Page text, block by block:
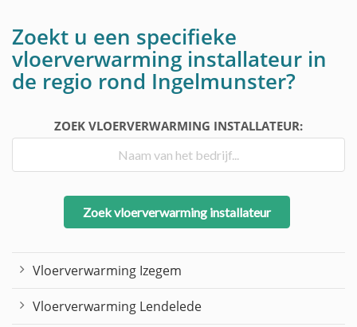
Zoekt u een specifieke
vloerverwarming installateur in
de regio rond Ingelmunster?
ZOEK VLOERVERWARMING INSTALLATEUR:
Zoek vloerverwarming installateur
Vloerverwarming Izegem
Vloerverwarming Lendelede